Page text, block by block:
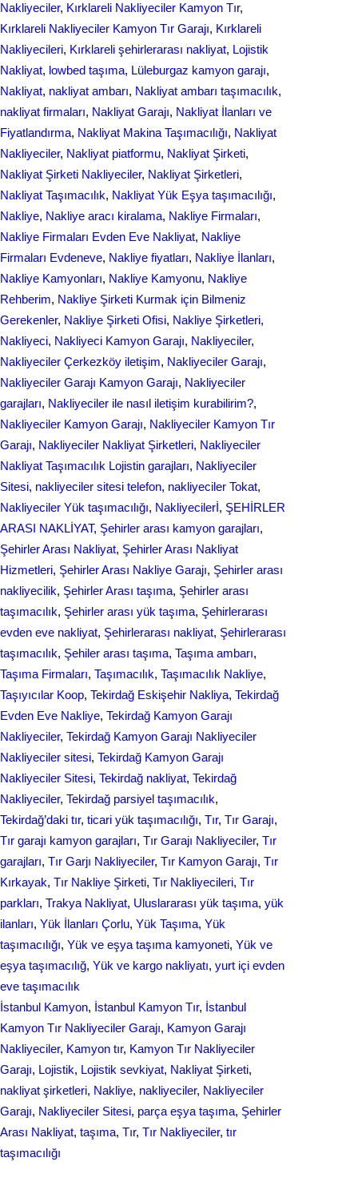
Nakliyeciler, Kırklareli Nakliyeciler Kamyon Tır
Kırklareli Nakliyeciler Kamyon Tır Garajı, Kırklareli
Nakliyecileri, Kırklareli şehirlerarası nakliyat, Lojistik
Nakliyat, lowbed taşıma, Lüleburgaz kamyon garajı
Nakliyat, nakliyat ambarı, Nakliyat ambarı taşımacılık
nakliyat firmaları, Nakliyat Garajı, Nakliyat İlanları ve
Fiyatlandırma, Nakliyat Makina Taşımacılığı, Nakliyat
Nakliyeciler, Nakliyat piatformu, Nakliyat Şirketi
Nakliyat Şirketi Nakliyeciler, Nakliyat Şirketleri
Nakliyat Taşımacılık, Nakliyat Yük Eşya taşımacılığı
Nakliye, Nakliye aracı kiralama, Nakliye Firmaları
Nakliye Firmaları Evden Eve Nakliyat, Nakliye
Firmaları Evdeneve, Nakliye fiyatları, Nakliye İlanları
Nakliye Kamyonları, Nakliye Kamyonu, Nakliye
Rehberim, Nakliye Şirketi Kurmak için Bilmeniz
Gerekenler, Nakliye Şirketi Ofisi, Nakliye Şirketleri
Nakliyeci, Nakliyeci Kamyon Garajı, Nakliyeciler
Nakliyeciler Çerkezköy iletişim, Nakliyeciler Garajı
Nakliyeciler Garajı Kamyon Garajı, Nakliyeciler
garajları, Nakliyeciler ile nasıl iletişim kurabilirim?
Nakliyeciler Kamyon Garajı, Nakliyeciler Kamyon Tır
Garajı, Nakliyeciler Nakliyat Şirketleri, Nakliyeciler
Nakliyat Taşımacılık Lojistin garajları, Nakliyeciler
Sitesi, nakliyeciler sitesi telefon, nakliyeciler Tokat
Nakliyeciler Yük taşımacılığı, Nakliyecilerİ, ŞEHİRLER
ARASI NAKLİYAT, Şehirler arası kamyon garajları
Şehirler Arası Nakliyat, Şehirler Arası Nakliyat
Hizmetleri, Şehirler Arası Nakliye Garajı, Şehirler arası
nakliyecilik, Şehirler Arası taşıma, Şehirler arası
taşımacılık, Şehirler arası yük taşıma, Şehirlerarası
evden eve nakliyat, Şehirlerarası nakliyat, Şehirlerarası
taşımacılık, Şеhilеr arası taşıma, Taşıma ambarı
Taşıma Firmaları, Taşımacılık, Taşımacılık Nakliye
Taşıyıcılar Koop, Tekirdağ Eskişehir Nakliya, Tekirdağ
Evden Eve Nakliye, Tekirdağ Kamyon Garajı
Nakliyeciler, Tekirdağ Kamyon Garajı Nakliyeciler
Nakliyeciler sitesi, Tekirdağ Kamyon Garajı
Nakliyeciler Sitesi, Tekirdağ nakliyat, Tekirdağ
Nakliyeciler, Tekirdağ parsiyel taşımacılık
Tekirdağ’daki tır, ticari yük taşımacılığı, Tır, Tır Garajı
Tır garajı kamyon garajları, Tır Garajı Nakliyeciler, Tır
garajları, Tır Garjı Nakliyeciler, Tır Kamyon Garajı, Tır
Kırkayak, Tır Nakliye Şirketi, Tır Nakliyecileri, Tır
parkları, Trakya Nakliyat, Uluslararası yük taşıma, yük
ilanları, Yük İlanları Çorlu, Yük Taşıma, Yük
taşımacılığı, Yük ve eşya taşıma kamyoneti, Yük ve
eşya taşımacılığ, Yük ve kargo nakliyatı, yurt içi evden
еvе taşımacılık
İstanbul Kamyon, İstanbul Kamyon Tır, İstanbul
Kamyon Tır Nakliyeciler Garajı, Kamyon Garajı
Nakliyeciler, Kamyon tır, Kamyon Tır Nakliyeciler
Garajı, Lojistik, Lojistik sevkiyat, Nakliyat Şirketi
nakliyat şirketleri, Nakliye, nakliyeciler, Nakliyeciler
Garajı, Nakliyeciler Sitesi, parça eşya taşıma, Şehirler
Arası Nakliyat, taşıma, Tır, Tır Nakliyeciler, tır
taşımacılığı